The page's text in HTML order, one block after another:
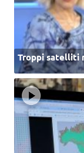
Troppi satelliti